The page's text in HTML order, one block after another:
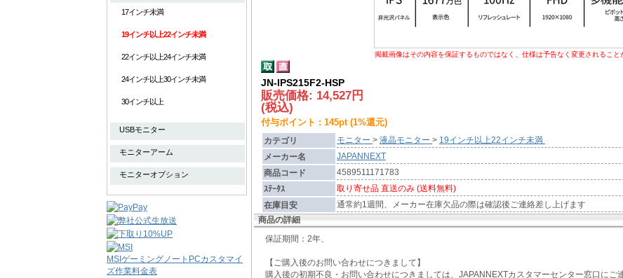
掲載画像はその内容を保証するものではなく、仕様は予告なく変更されるこ
JN-IPS215F2-HSP
販売価格: 14,527円
(税込)
付与ポイント : 145pt (1%還元)
カテゴリ モニター > 液晶モニター > 19インチ以上22インチ未満
メーカー名
JAPANNEXT
商品コード
4589511171783
ｽﾃｰﾀｽ
取り寄せ品 直送のみ (送料無料)
在庫目安
通常約1週間、メーカー在庫欠品の際は確認後ご連絡差し上げます
商品の詳細
保証期間：2年、
【ご購入後のお問い合わせにつきまして】
購入後の初期不良・お問い合わせにつきましては、JAPANNEXTカスタマーセンター窓口にご
17インチ未満
19インチ以上22インチ未満
22インチ以上24インチ未満
24インチ以上30インチ未満
30インチ以上
USBモニター
モニターアーム
モニターオプション
MSIゲーミングノートPCカスタマイ
ズ作業料金表